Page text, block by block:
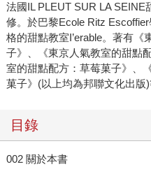
法國IL PLEUT SUR LA
修。於巴黎Ecole Ritz
格的甜點教室I’erable。著有
子》、《東京人氣教室的甜點
室的甜點配方：草莓菓子》、
菓子》(以上均為邦聯文化出版)
目錄
002 關於本書